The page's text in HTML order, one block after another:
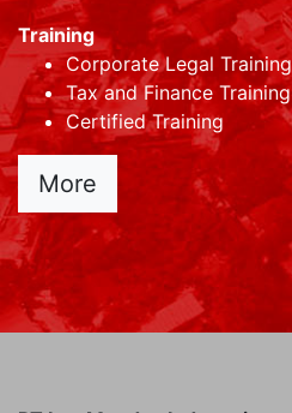
Training
Corporate Legal Training
Tax and Finance Training
Certified Training
More